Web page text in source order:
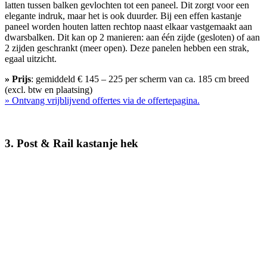
latten tussen balken gevlochten tot een paneel. Dit zorgt voor een
elegante indruk, maar het is ook duurder. Bij een effen kastanje
paneel worden houten latten rechtop naast elkaar vastgemaakt aan
dwarsbalken. Dit kan op 2 manieren: aan één zijde (gesloten) of aan
2 zijden geschrankt (meer open). Deze panelen hebben een strak,
egaal uitzicht.
» Prijs: gemiddeld € 145 – 225 per scherm van ca. 185 cm breed
(excl. btw en plaatsing)
» Ontvang vrijblijvend offertes via de offertepagina.
3. Post & Rail kastanje hek